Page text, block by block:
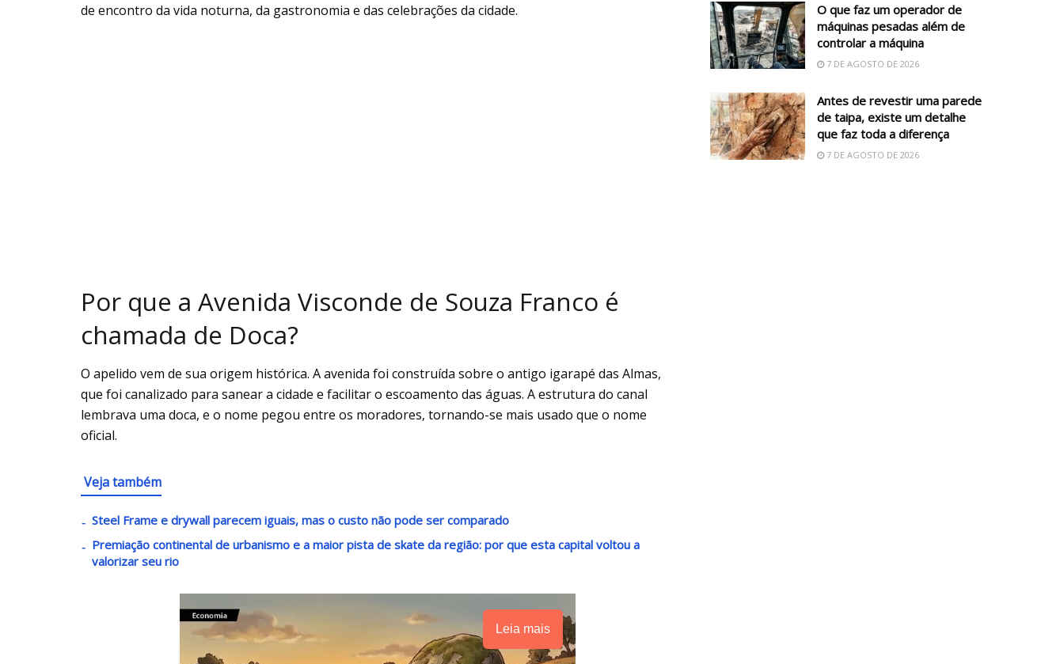
de encontro da vida noturna, da gastronomia e das celebrações da cidade.
Por que a Avenida Visconde de Souza Franco é
chamada de Doca?
O apelido vem de sua origem histórica. A avenida foi construída sobre o antigo igarapé das Almas,
que foi canalizado para sanear a cidade e facilitar o escoamento das águas. A estrutura do canal
lembrava uma doca, e o nome pegou entre os moradores, tornando-se mais usado que o nome
oficial.
Veja também
Steel Frame e drywall parecem iguais, mas o custo não pode ser comparado
Premiação continental de urbanismo e a maior pista de skate da região: por que esta capital voltou a
valorizar seu rio
Leia mais
O que faz um operador de
máquinas pesadas além de
controlar a máquina
7 DE AGOSTO DE 2026
Antes de revestir uma parede
de taipa, existe um detalhe
que faz toda a diferença
7 DE AGOSTO DE 2026